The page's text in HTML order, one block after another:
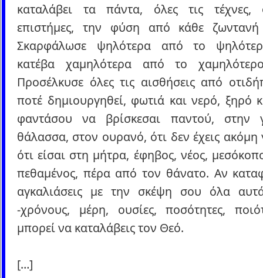
καταλάβει τα πάντα, όλες τις τέχνες,
επιστήμες, την φύση από κάθε
Σκαρφάλωσε ψηλότερα από το
κατέβα χαμηλότερα από το
Προσέλκυσε όλες τις αισθήσεις από
ποτέ δημιουργηθεί, φωτιά και νερό, ξηρό
φαντάσου να βρίσκεσαι παντού, στην
θάλασσα, στον ουρανό, ότι δεν έχεις ακόμη
ότι είσαι στη μήτρα, έφηβος, νέος,
πεθαμένος, πέρα από τον θάνατο. Αν
αγκαλιάσεις με την σκέψη σου όλα
-χρόνους, μέρη, ουσίες, ποσότητες,
μπορεί να καταλάβεις τον Θεό.
[…]